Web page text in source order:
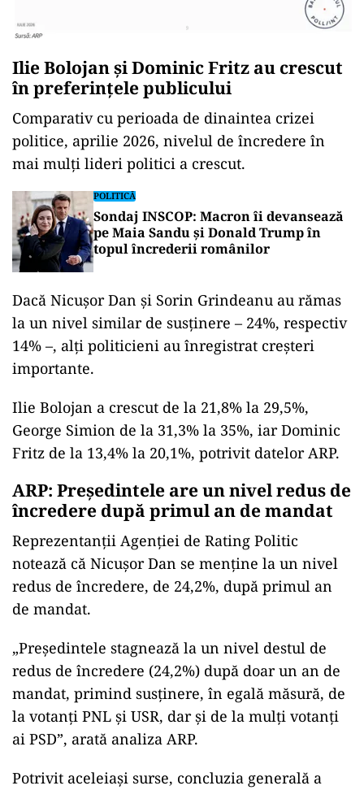
Ilie Bolojan și Dominic Fritz au crescut
în preferințele publicului
Comparativ cu perioada de dinaintea crizei
politice, aprilie 2026, nivelul de încredere în
mai mulți lideri politici a crescut.
POLITICĂ
Sondaj INSCOP: Macron îi devansează
pe Maia Sandu și Donald Trump în
topul încrederii românilor
Dacă Nicușor Dan și Sorin Grindeanu au rămas
la un nivel similar de susținere – 24%, respectiv
14% –, alți politicieni au înregistrat creșteri
importante.
Ilie Bolojan a crescut de la 21,8% la 29,5%,
George Simion de la 31,3% la 35%, iar Dominic
Fritz de la 13,4% la 20,1%, potrivit datelor ARP.
ARP: Președintele are un nivel redus de
încredere după primul an de mandat
Reprezentanții Agenției de Rating Politic
notează că Nicușor Dan se menține la un nivel
redus de încredere, de 24,2%, după primul an
de mandat.
„Președintele stagnează la un nivel destul de
redus de încredere (24,2%) după doar un an de
mandat, primind susținere, în egală măsură, de
la votanți PNL și USR, dar și de la mulți votanți
ai PSD”, arată analiza ARP.
Potrivit aceleiași surse, concluzia generală a